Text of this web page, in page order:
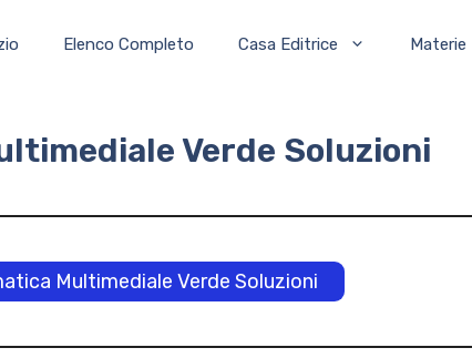
Elenco Completo Casa Editrice Materie
Verde Soluzioni
Multimediale Verde Soluzioni